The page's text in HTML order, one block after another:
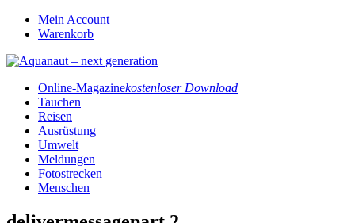
Mein Account
Warenkorb
Online-Magazinekostenloser Download
Tauchen
Reisen
Ausrüstung
Umwelt
Meldungen
Fotostrecken
Menschen